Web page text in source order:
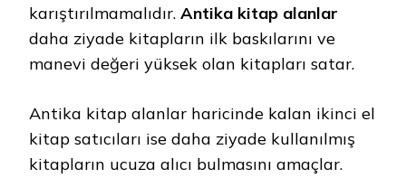
karıştırılmamalıdır. Antika kitap alanlar
daha ziyade kitapların ilk baskılarını ve
manevi değeri yüksek olan kitapları satar.
Antika kitap alanlar haricinde kalan ikinci el
kitap satıcıları ise daha ziyade kullanılmış
kitapların ucuza alıcı bulmasını amaçlar.